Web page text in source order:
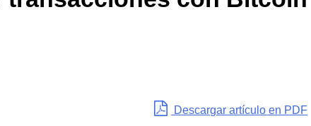
Descargar artículo en PDF